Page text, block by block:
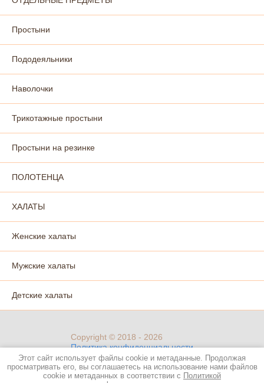
Простыни
Пододеяльники
Наволочки
Трикотажные простыни
Простыни на резинке
ПОЛОТЕНЦА
ХАЛАТЫ
Женские халаты
Мужские халаты
Детские халаты
Copyright © 2018 - 2026
Политика конфиденциальности
Этот сайт использует файлы cookie и метаданные. Продолжая
просматривать его, вы соглашаетесь на использование нами файлов
cookie и метаданных в соответствии с Политикой